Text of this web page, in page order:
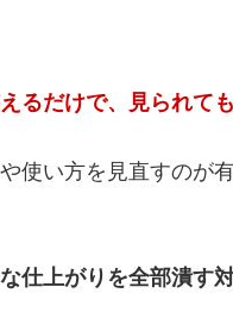
るだけで、見られて
使い方を見直すのが有
仕上がりを全部潰す